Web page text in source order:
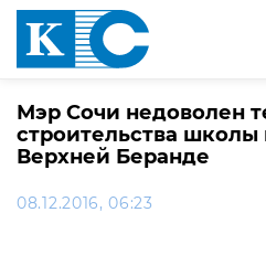
Мэр Сочи недоволен
строительства школы
Верхней Беранде
08.12.2016, 06:23